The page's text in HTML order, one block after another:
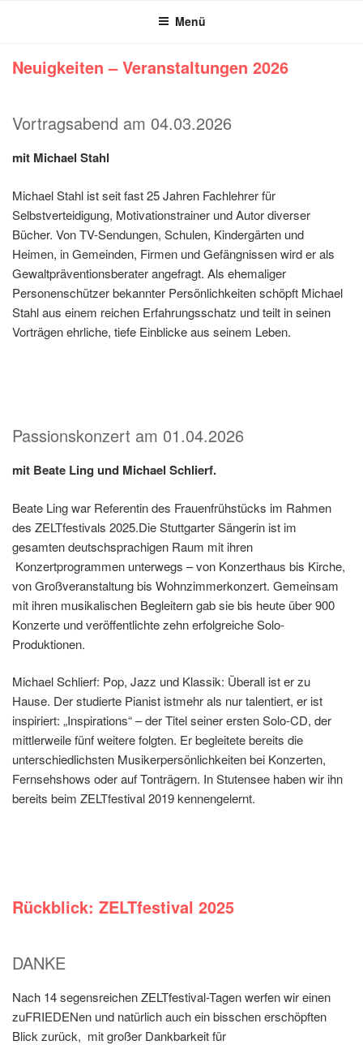
WEINGARTEN Menü
Neuigkeiten – Veranstaltungen 2026
Vortragsabend am 04.03.2026
mit Michael Stahl
Michael Stahl ist seit fast 25 Jahren Fachlehrer für
Selbstverteidigung, Motivationstrainer und Autor diverser
Bücher. Von TV-Sendungen, Schulen, Kindergärten und
Heimen, in Gemeinden, Firmen und Gefängnissen wird er als
Gewaltpräventionsberater angefragt. Als ehemaliger
Personenschützer bekannter Persönlichkeiten schöpft Michael
Stahl aus einem reichen Erfahrungsschatz und teilt in seinen
Vorträgen ehrliche, tiefe Einblicke aus seinem Leben.
Passionskonzert am 01.04.2026
mit Beate Ling und Michael Schlierf.
Beate Ling war Referentin des Frauenfrühstücks im Rahmen
des ZELTfestivals 2025.Die Stuttgarter Sängerin ist im
gesamten deutschsprachigen Raum mit ihren
Konzertprogrammen unterwegs – von Konzerthaus bis Kirche,
von Großveranstaltung bis Wohnzimmerkonzert. Gemeinsam
mit ihren musikalischen Begleitern gab sie bis heute über 900
Konzerte und veröffentlichte zehn erfolgreiche Solo-
Produktionen.
Michael Schlierf: Pop, Jazz und Klassik: Überall ist er zu
Hause. Der studierte Pianist istmehr als nur talentiert, er ist
inspiriert: „Inspirations“ – der Titel seiner ersten Solo-CD, der
mittlerweile fünf weitere folgten. Er begleitete bereits die
unterschiedlichsten Musikerpersönlichkeiten bei Konzerten,
Fernsehshows oder auf Tonträgern. In Stutensee haben wir ihn
bereits beim ZELTfestival 2019 kennengelernt.
Rückblick: ZELTfestival 2025
DANKE
Nach 14 segensreichen ZELTfestival-Tagen werfen wir einen
zuFRIEDENen und natürlich auch ein bisschen erschöpften
Blick zurück, mit großer Dankbarkeit für